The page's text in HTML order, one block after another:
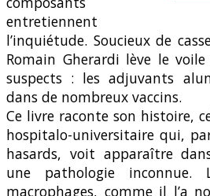
entretiennent
l’inquiétude. Soucieux de
Romain Gherardi lève le
suspects : les adjuvants
dans de nombreux vaccins.
Ce livre raconte son histoire,
hospitalo-universitaire qui,
hasards, voit apparaître
une pathologie inconnue.
macrophages, comme il l’a